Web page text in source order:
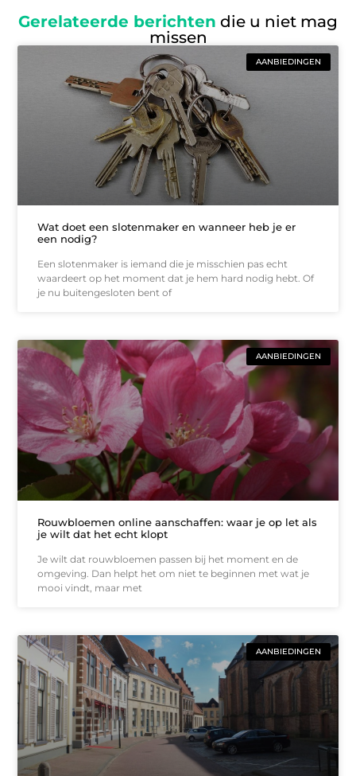
Gerelateerde berichten die u niet mag
missen
AANBIEDINGEN
Wat doet een slotenmaker en wanneer heb je er
een nodig?
Een slotenmaker is iemand die je misschien pas echt
waardeert op het moment dat je hem hard nodig hebt. Of
je nu buitengesloten bent of
AANBIEDINGEN
Rouwbloemen online aanschaffen: waar je op let als
je wilt dat het echt klopt
Je wilt dat rouwbloemen passen bij het moment en de
omgeving. Dan helpt het om niet te beginnen met wat je
mooi vindt, maar met
AANBIEDINGEN